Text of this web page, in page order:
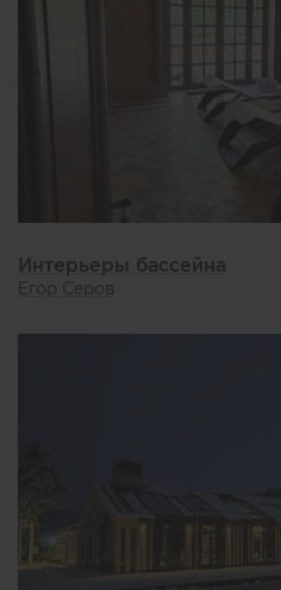
Интерьеры бассейна
Егор Серов